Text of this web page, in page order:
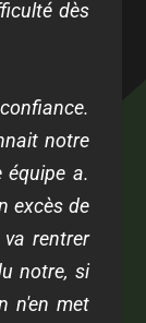
dès
notre
équipe a.
excès de
rentrer
notre, si
n'en met